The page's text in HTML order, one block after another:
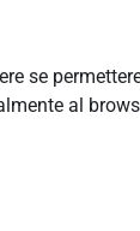
se
al